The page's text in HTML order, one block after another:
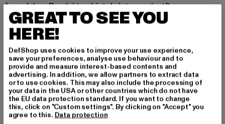
An welchen Produkten bist du interessiert?
MÄNNER
FRAUEN
E-MAIL
ANMELDEN
Informationen dazu, wie DefShop mit Deinen Daten umgeht, findest Du
in unserer Datenschutzerklärung. Du kannst Dich jederzeit kostenfei
abmelden.Datenschutzerklärung lesen.
GREAT TO SEE YOU
HERE!
DefShop uses cookies to improve your use experience,
save your preferences, analyse use behaviour and to
provide and measure interest-based contents and
advertising. In addition, we allow partners to extract data
or to use cookies. This may also include the processing of
your data in the USA or other countries which do not have
the EU data protection standard. If you want to change
this, click on "Custom settings". By clicking on "Accept" you
agree to this. Data protection